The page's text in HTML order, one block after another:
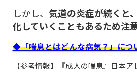
しかし、 気道の炎症が続くと
化していくこともあるため注
◆「喘息とはどんな病気？」につ
【参考情報】『成人の喘息』日本